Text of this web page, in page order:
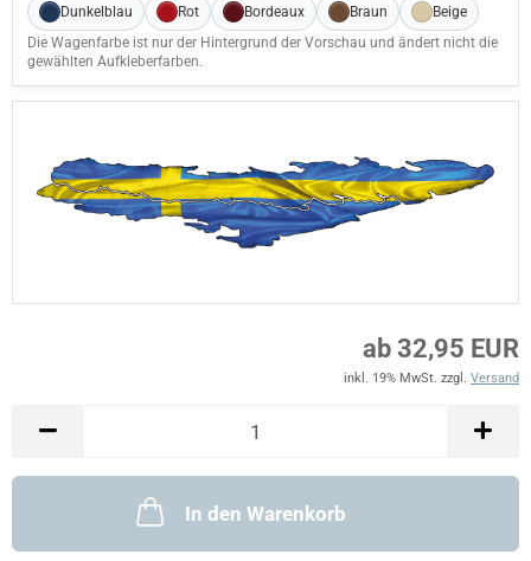
Dunkelblau Rot Bordeaux Braun
Beige
Die Wagenfarbe ist nur der Hintergrund der Vorschau und ändert nicht die
gewählten Aufkleberfarben.
ab 32,95 EUR
inkl. 19% MwSt. zzgl. Versand
In den Warenkorb